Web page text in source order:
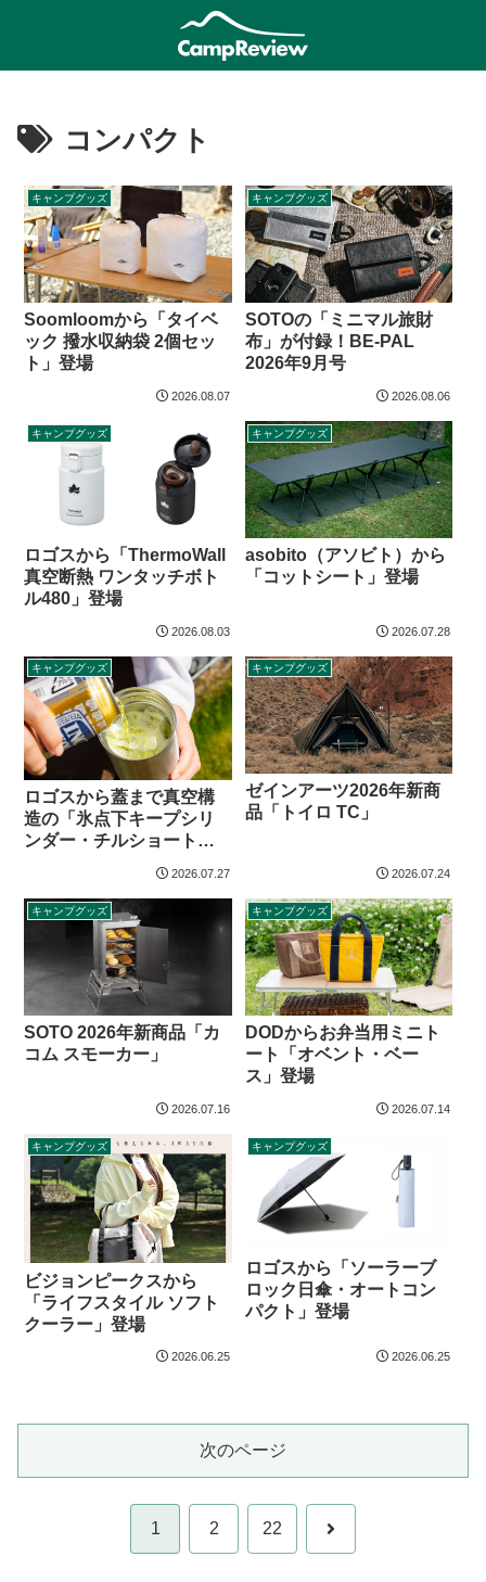
コンパクト
キャンプグッズ
Soomloomから「タイベ
ック 撥水収納袋 2個セッ
ト」登場
2026.08.07
キャンプグッズ
SOTOの「ミニマル旅財
布」が付録！BE-PAL
2026年9月号
2026.08.06
キャンプグッズ
ロゴスから「ThermoWall
真空断熱 ワンタッチボト
ル480」登場
2026.08.03
キャンプグッズ
asobito（アソビト）から
「コットシート」登場
2026.07.28
キャンプグッズ
ロゴスから蓋まで真空構
造の「氷点下キープシリ
ンダー・チルショート」
2026.07.27
キャンプグッズ
ゼインアーツ2026年新商
品「トイロ TC」
2026.07.24
キャンプグッズ
SOTO 2026年新商品「カ
コム スモーカー」
2026.07.16
キャンプグッズ
DODからお弁当用ミニト
ート「オベント・ベー
ス」登場
2026.07.14
キャンプグッズ
ビジョンピークスから
「ライフスタイル ソフト
クーラー」登場
2026.06.25
キャンプグッズ
ロゴスから「ソーラーブ
ロック日傘・オートコン
パクト」登場
2026.06.25
次のページ
1 2 22 次